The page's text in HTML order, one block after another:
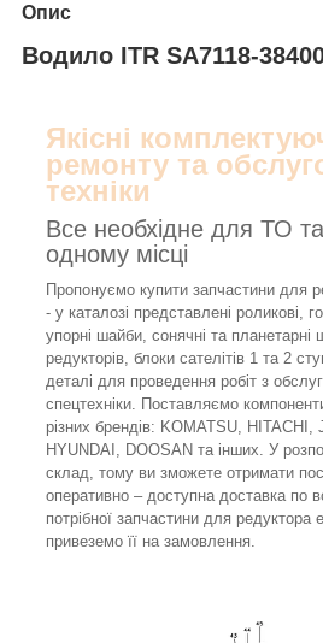
Опис
Водило ITR SA7118-
Якісні
ремонту та
техніки
Все необхідне для ТО
одному місці
Пропонуємо купити запчастини для
- у каталозі представлені роликові,
упорні шайби, сонячні та планетарні
редукторів, блоки сателітів 1 та 2
деталі для проведення робіт з
спецтехніки. Поставляємо
різних брендів: KOMATSU, HITACHI,
HYUNDAI, DOOSAN та інших. У
склад, тому ви зможете отримати
оперативно – доступна доставка по
потрібної запчастини для редуктора
привеземо її на замовлення.